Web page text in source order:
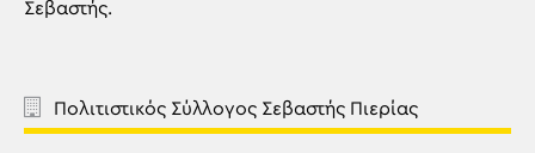
Σεβαστής.
Πολιτιστικός Σύλλογος Σεβαστής Πιερίας